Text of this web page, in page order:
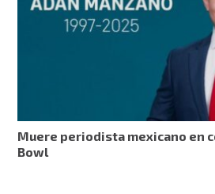
Muere periodista mexicano en
Bowl